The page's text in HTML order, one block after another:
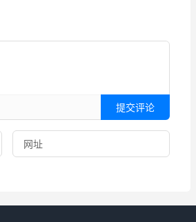
提交评论